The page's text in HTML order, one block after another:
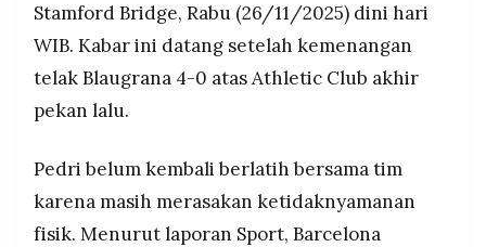
©
RESOLUSI
MEDIA
Resolusi.co
Stamford Bridge, Rabu (26/11/2025) dini hari
WIB. Kabar ini datang setelah kemenangan
telak Blaugrana 4-0 atas Athletic Club akhir
pekan lalu.
Pedri belum kembali berlatih bersama tim
karena masih merasakan ketidaknyamanan
fisik. Menurut laporan Sport, Barcelona